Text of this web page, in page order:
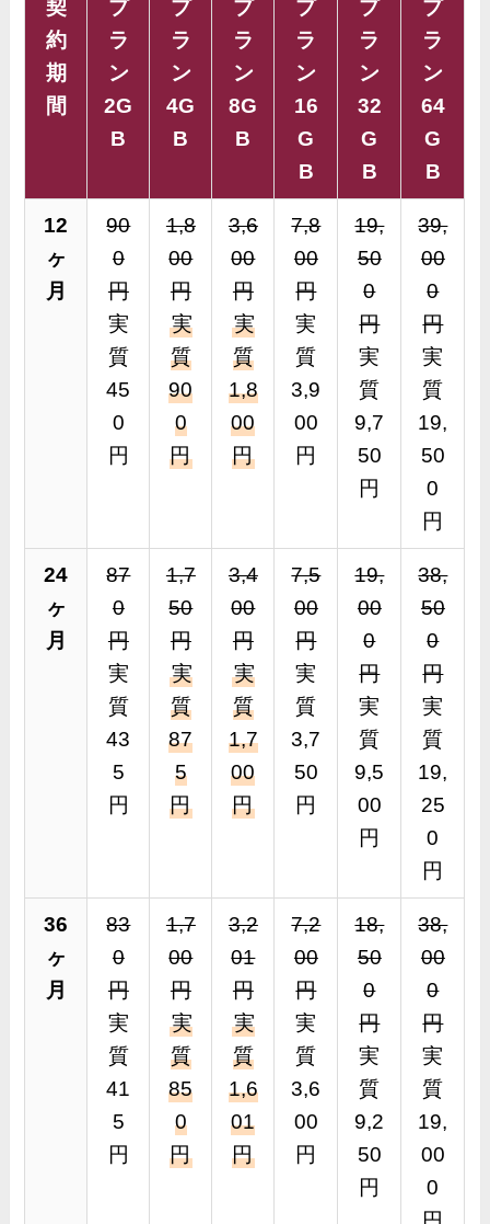
契
約
期
間
プ
ラ
ン
2G
B
プ
ラ
ン
4G
B
プ
ラ
ン
8G
B
プ
ラ
ン
16
G
B
プ
ラ
ン
32
G
B
プ
ラ
ン
64
G
B
12
ヶ
月
90
0
円
実
質
45
0
円
1,8
00
円
実
質
90
0
円
3,6
00
円
実
質
1,8
00
円
7,8
00
円
実
質
3,9
00
円
19,
50
0
円
実
質
9,7
50
円
39,
00
0
円
実
質
19,
50
0
円
24
ヶ
月
87
0
円
実
質
43
5
円
1,7
50
円
実
質
87
5
円
3,4
00
円
実
質
1,7
00
円
7,5
00
円
実
質
3,7
50
円
19,
00
0
円
実
質
9,5
00
円
38,
50
0
円
実
質
19,
25
0
円
36
ヶ
月
83
0
円
実
質
41
5
円
1,7
00
円
実
質
85
0
円
3,2
01
円
実
質
1,6
01
円
7,2
00
円
実
質
3,6
00
円
18,
50
0
円
実
質
9,2
50
円
38,
00
0
円
実
質
19,
00
0